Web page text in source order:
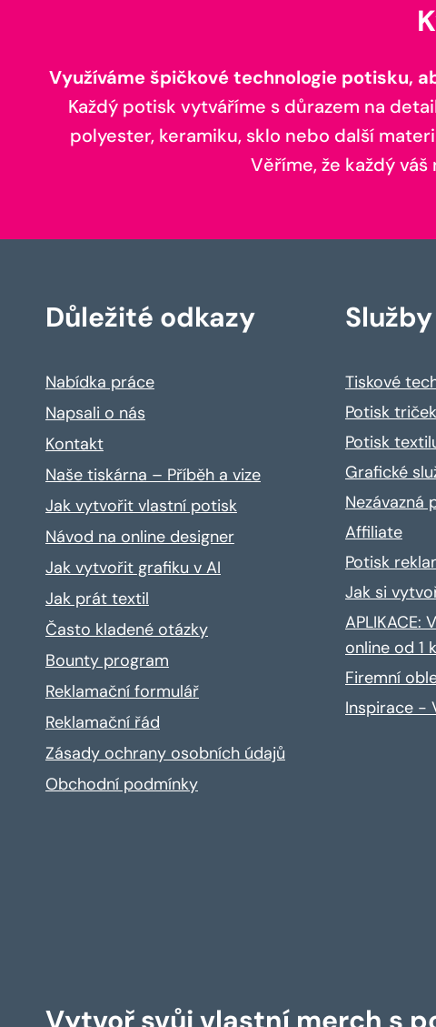
Využíváme špičkové technologie potisku,
Každý potisk vytváříme s důrazem na
polyester, keramiku, sklo nebo další
Věříme, že každý
Důležité odkazy
Nabídka práce
Napsali o nás
Kontakt
Naše tiskárna – Příběh a vize
Jak vytvořit vlastní potisk
Návod na online designer
Jak vytvořit grafiku v AI
Jak prát textil
Často kladené otázky
Bounty program
Reklamační formulář
Reklamační řád
Zásady ochrany osobních údajů
Obchodní podmínky
Služby
Tiskové
Potisk triček
Potisk
Grafické
Nezávazná
Affiliate
Potisk
Jak si
APLIKACE:
online od 1
Firemní
Inspirace -